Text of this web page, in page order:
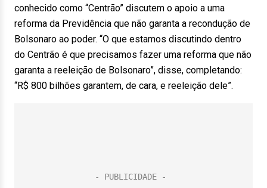
conhecido como “Centrão” discutem o apoio a uma
reforma da Previdência que não garanta a recondução de
Bolsonaro ao poder. “O que estamos discutindo dentro
do Centrão é que precisamos fazer uma reforma que não
garanta a reeleição de Bolsonaro”, disse, completando:
“R$ 800 bilhões garantem, de cara, e reeleição dele”.